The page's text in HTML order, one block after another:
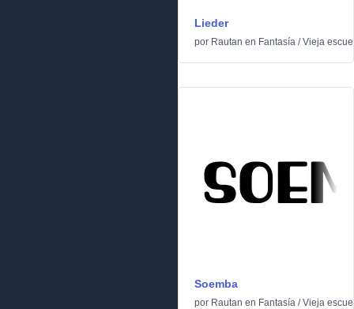
Lieder
por Rautan en Fantasía /Vieja
Soemba
por Rautan en Fantasía /Vieja